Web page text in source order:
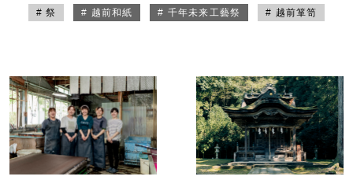
# 祭 # 越前和紙 # 千年未来工藝祭 # 越前箪笥